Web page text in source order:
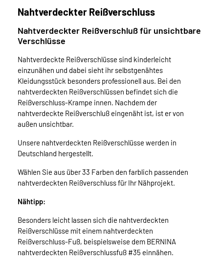
Nahtverdeckter Reißverschluss
Nahtverdeckter Reißverschluß für unsichtbare
Verschlüsse
Nahtverdeckte Reißverschlüsse sind kinderleicht
einzunähen und dabei sieht ihr selbstgenähtes
Kleidungsstück besonders professionell aus. Bei den
nahtverdeckten Reißverschlüssen befindet sich die
Reißverschluss-Krampe innen. Nachdem der
nahtverdeckte Reißverschluß eingenäht ist, ist er von
außen unsichtbar.
Unsere nahtverdeckten Reißverschlüsse werden in
Deutschland hergestellt.
Wählen Sie aus über 33 Farben den farblich passenden
nahtverdeckten Reißverschluss für Ihr Nähprojekt.
Nähtipp:
Besonders leicht lassen sich die nahtverdeckten
Reißverschlüsse mit einem nahtverdeckten
Reißverschluss-Fuß, beispielsweise dem BERNINA
nahtverdeckten Reißverschlussfuß #35 einnähen.